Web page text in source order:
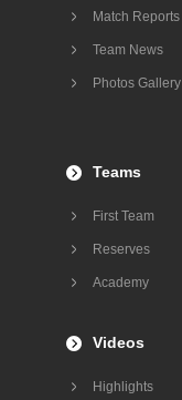
Match Reports
Team News
Photos Gallery
Videos
Highlights
Teams
First Team
Reserves
Academy